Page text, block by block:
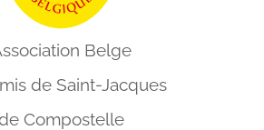
Belge
de Saint-Jacques
Compostelle